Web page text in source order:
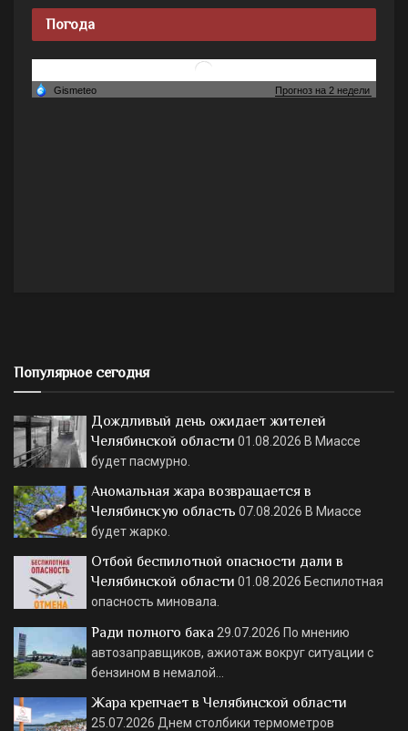
Погода
Популярное сегодня
Дождливый день ожидает жителей
Челябинской области 01.08.2026 В Миассе
будет пасмурно.
Аномальная жара возвращается в
Челябинскую область 07.08.2026 В Миассе
будет жарко.
Отбой беспилотной опасности дали в
Челябинской области 01.08.2026 Беспилотная
опасность миновала.
Ради полного бака 29.07.2026 По мнению
автозаправщиков, ажиотаж вокруг ситуации с
бензином в немалой…
Жара крепчает в Челябинской области
25.07.2026 Днем столбики термометров